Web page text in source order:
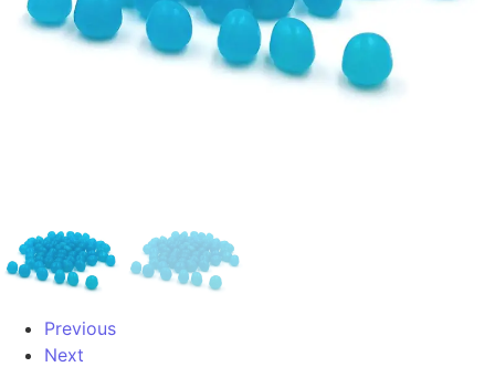
Previous
Next